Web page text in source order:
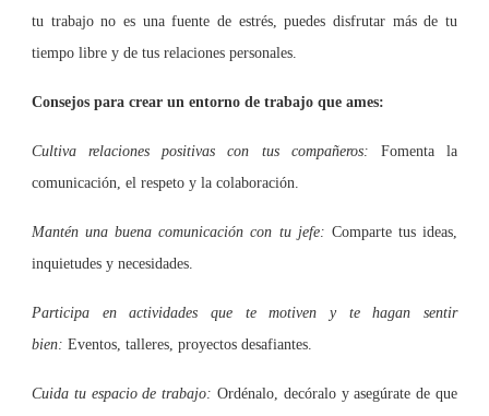
tu trabajo no es una fuente de estrés, puedes disfrutar más de tu
tiempo libre y de tus relaciones personales.
Consejos para crear un entorno de trabajo que ames:
Cultiva relaciones positivas con tus compañeros: Fomenta la
comunicación, el respeto y la colaboración.
Mantén una buena comunicación con tu jefe: Comparte tus ideas,
inquietudes y necesidades.
Participa en actividades que te motiven y te hagan sentir
bien: Eventos, talleres, proyectos desafiantes.
Cuida tu espacio de trabajo: Ordénalo, decóralo y asegúrate de que